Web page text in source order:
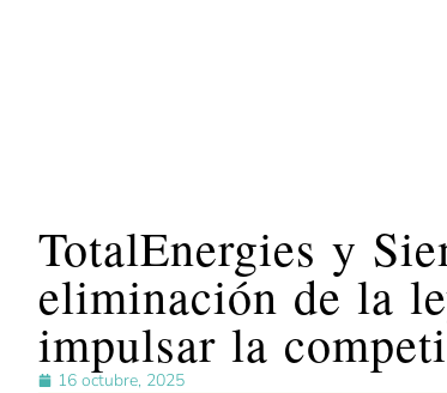
TotalEnergies y
eliminación de la
impulsar la
16 octubre, 2025